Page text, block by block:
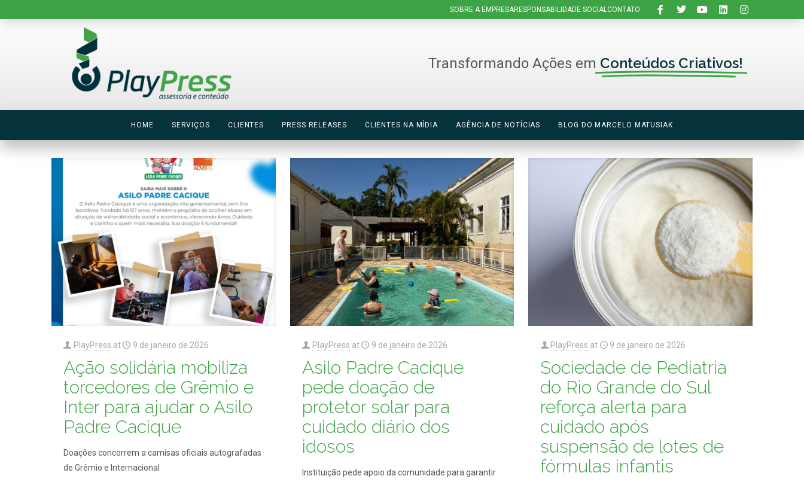
SOBRE A EMPRESARESPONSABILIDADE SOCIAL CONTATO
Transformando Ações em Conteúdos Criativos!
HOME SERVIÇOS CLIENTES PRESS RELEASES CLIENTES NA MÍDIA AGÊNCIA DE NOTÍCIAS BLOG DO MARCELO MATUSIAK
PlayPress at 9 de janeiro de 2026
Ação solidária mobiliza
torcedores de Grêmio e
Inter para ajudar o Asilo
Padre Cacique
Doações concorrem a camisas oficiais autografadas
de Grêmio e Internacional
PlayPress at 9 de janeiro de 2026
Asilo Padre Cacique
pede doação de
protetor solar para
cuidado diário dos
idosos
Instituição pede apoio da comunidade para garantir
PlayPress at 9 de janeiro de 2026
Sociedade de Pediatria
do Rio Grande do Sul
reforça alerta para
cuidado após
suspensão de lotes de
fórmulas infantis